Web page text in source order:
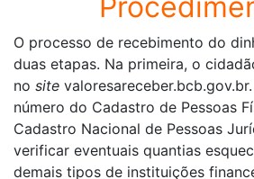
O processo de recebimento do
duas etapas. Na primeira, o
no site
número do Cadastro de Pessoas
Cadastro Nacional de Pessoas
verificar eventuais quantias
demais tipos de instituições